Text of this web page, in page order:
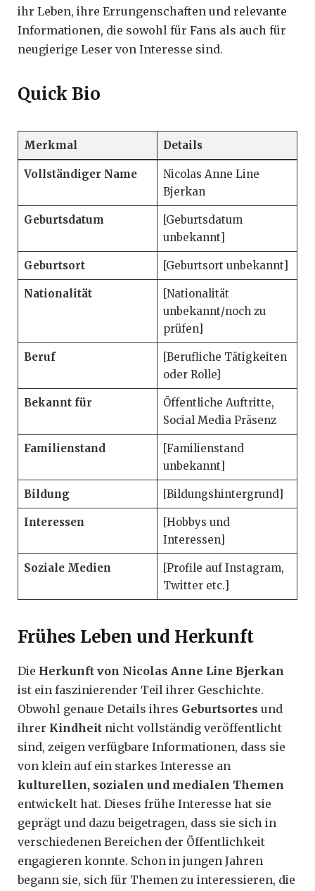
ihr Leben, ihre Errungenschaften und relevante
Informationen, die sowohl für Fans als auch für
neugierige Leser von Interesse sind.
Quick Bio
Merkmal Details
Vollständiger Name
Nicolas Anne Line
Bjerkan
Geburtsdatum
[Geburtsdatum
unbekannt]
Geburtsort [Geburtsort unbekannt]
Nationalität
[Nationalität
unbekannt/noch zu
prüfen]
Beruf
[Berufliche Tätigkeiten
oder Rolle]
Bekannt für
Öffentliche Auftritte,
Social Media Präsenz
Familienstand
[Familienstand
unbekannt]
Bildung [Bildungshintergrund]
Interessen
[Hobbys und
Interessen]
Soziale Medien
[Profile auf Instagram,
Twitter etc.]
Frühes Leben und Herkunft
Die Herkunft von Nicolas Anne Line Bjerkan
ist ein faszinierender Teil ihrer Geschichte.
Obwohl genaue Details ihres Geburtsortes und
ihrer Kindheit nicht vollständig veröffentlicht
sind, zeigen verfügbare Informationen, dass sie
von klein auf ein starkes Interesse an
kulturellen, sozialen und medialen Themen
entwickelt hat. Dieses frühe Interesse hat sie
geprägt und dazu beigetragen, dass sie sich in
verschiedenen Bereichen der Öffentlichkeit
engagieren konnte. Schon in jungen Jahren
begann sie, sich für Themen zu interessieren, die